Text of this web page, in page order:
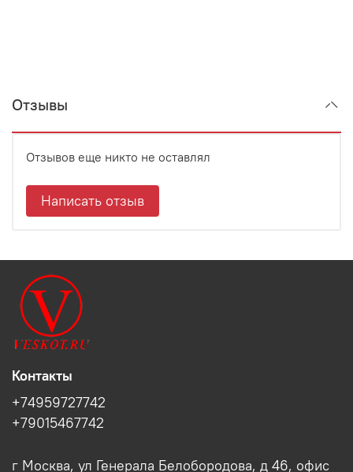
Отзывы
Отзывов еще никто не оставлял
Написать отзыв
Контакты
+74959727742
+79015467742
г Москва, ул Генерала Белобородова, д 46, офис